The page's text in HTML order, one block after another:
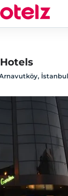
İstanbul